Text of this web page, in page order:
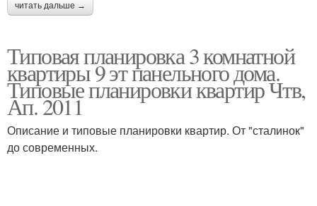
читать дальше →
Типовая планировка 3 комнатной
квартиры 9 эт панельного дома.
Типовые планировки квартир Чтв,
Ап. 2011
Описание и типовые планировки квартир. От "сталинок"
до современных.